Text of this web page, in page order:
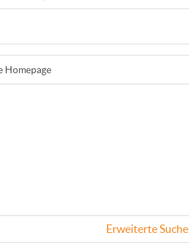
Homepage
Erweiterte Suche